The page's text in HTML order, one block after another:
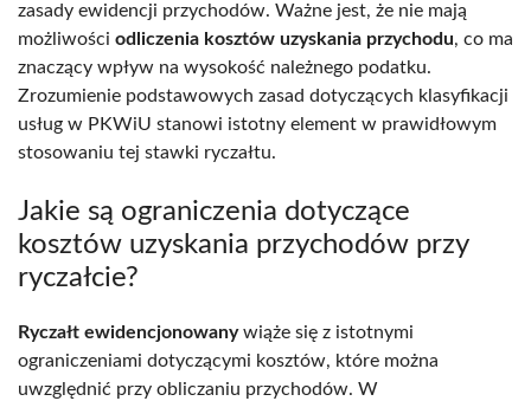
zasady ewidencji przychodów. Ważne jest, że nie mają
możliwości odliczenia kosztów uzyskania przychodu, co ma
znaczący wpływ na wysokość należnego podatku.
Zrozumienie podstawowych zasad dotyczących klasyfikacji
usług w PKWiU stanowi istotny element w prawidłowym
stosowaniu tej stawki ryczałtu.
Jakie są ograniczenia dotyczące
kosztów uzyskania przychodów przy
ryczałcie?
Ryczałt ewidencjonowanywiąże się z istotnymi
ograniczeniami dotyczącymi kosztów, które można
uwzględnić przy obliczaniu przychodów. W